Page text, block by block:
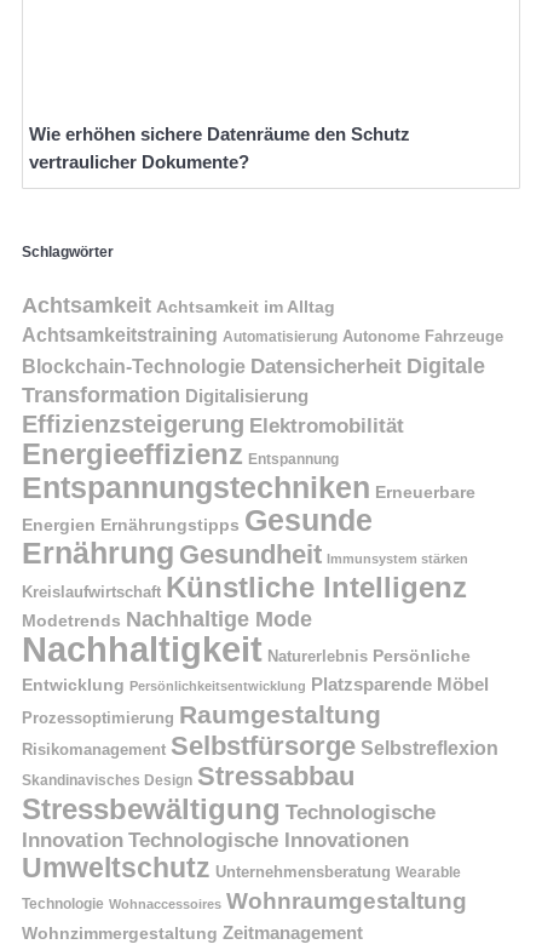
Wie erhöhen sichere Datenräume den Schutz
vertraulicher Dokumente?
Schlagwörter
Achtsamkeit Achtsamkeit im Alltag
Achtsamkeitstraining Automatisierung Autonome Fahrzeuge
Blockchain-Technologie Datensicherheit Digitale
Transformation Digitalisierung
Effizienzsteigerung Elektromobilität
Energieeffizienz Entspannung
Entspannungstechniken Erneuerbare
Energien Ernährungstipps Gesunde
Ernährung Gesundheit Immunsystem stärken
Kreislaufwirtschaft Künstliche Intelligenz
Modetrends Nachhaltige Mode
Nachhaltigkeit Naturerlebnis Persönliche
Entwicklung Persönlichkeitsentwicklung Platzsparende Möbel
Prozessoptimierung Raumgestaltung
Risikomanagement Selbstfürsorge Selbstreflexion
Skandinavisches Design Stressabbau
Stressbewältigung Technologische
Innovation Technologische Innovationen
Umweltschutz Unternehmensberatung Wearable
Technologie Wohnaccessoires Wohnraumgestaltung
Wohnzimmergestaltung Zeitmanagement